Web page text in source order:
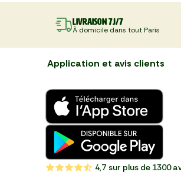
Livraison 7J/7
À domicile dans tout Paris
Application et avis clients
4,7 sur plus de 1300